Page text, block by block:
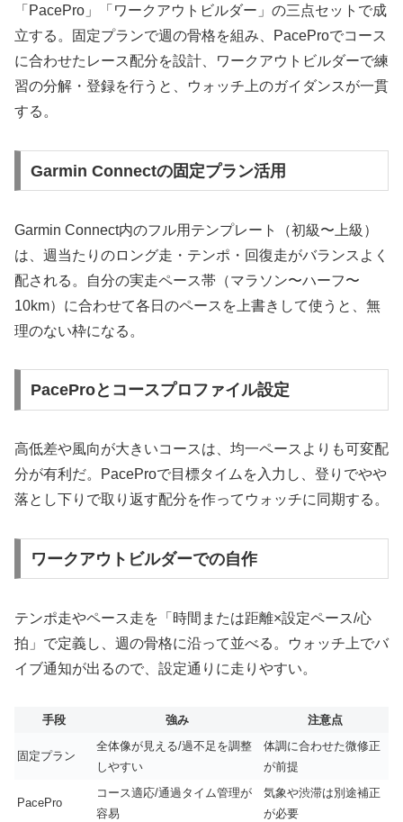
「PacePro」「ワークアウトビルダー」の三点セットで成
立する。固定プランで週の骨格を組み、PaceProでコース
に合わせたレース配分を設計、ワークアウトビルダーで練
習の分解・登録を行うと、ウォッチ上のガイダンスが一貫
する。
Garmin Connectの固定プラン活用
Garmin Connect内のフル用テンプレート（初級〜上級）
は、週当たりのロング走・テンポ・回復走がバランスよく
配される。自分の実走ペース帯（マラソン〜ハーフ〜
10km）に合わせて各日のペースを上書きして使うと、無
理のない枠になる。
PaceProとコースプロファイル設定
高低差や風向が大きいコースは、均一ペースよりも可変配
分が有利だ。PaceProで目標タイムを入力し、登りでやや
落とし下りで取り返す配分を作ってウォッチに同期する。
ワークアウトビルダーでの自作
テンポ走やペース走を「時間または距離×設定ペース/心
拍」で定義し、週の骨格に沿って並べる。ウォッチ上でバ
イブ通知が出るので、設定通りに走りやすい。
手段 強み 注意点
固定プラン
全体像が見える/過不足を調整
しやすい
体調に合わせた微修正
が前提
PacePro
コース適応/通過タイム管理が
容易
気象や渋滞は別途補正
が必要